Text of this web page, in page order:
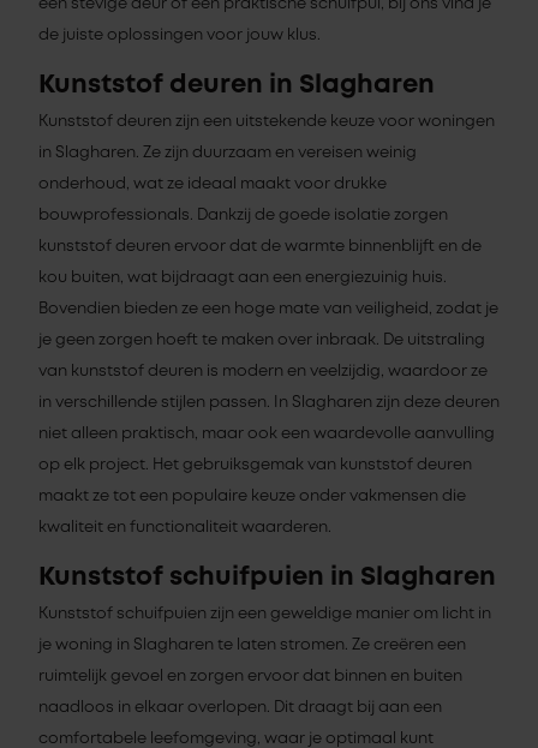
een stevige deur of een praktische schuifpui, bij ons vind je
de juiste oplossingen voor jouw klus.
Kunststof deuren in Slagharen
Kunststof deuren zijn een uitstekende keuze voor woningen
in Slagharen. Ze zijn duurzaam en vereisen weinig
onderhoud, wat ze ideaal maakt voor drukke
bouwprofessionals. Dankzij de goede isolatie zorgen
kunststof deuren ervoor dat de warmte binnenblijft en de
kou buiten, wat bijdraagt aan een energiezuinig huis.
Bovendien bieden ze een hoge mate van veiligheid, zodat je
je geen zorgen hoeft te maken over inbraak. De uitstraling
van kunststof deuren is modern en veelzijdig, waardoor ze
in verschillende stijlen passen. In Slagharen zijn deze deuren
niet alleen praktisch, maar ook een waardevolle aanvulling
op elk project. Het gebruiksgemak van kunststof deuren
maakt ze tot een populaire keuze onder vakmensen die
kwaliteit en functionaliteit waarderen.
Kunststof schuifpuien in Slagharen
Kunststof schuifpuien zijn een geweldige manier om licht in
je woning in Slagharen te laten stromen. Ze creëren een
ruimtelijk gevoel en zorgen ervoor dat binnen en buiten
naadloos in elkaar overlopen. Dit draagt bij aan een
comfortabele leefomgeving, waar je optimaal kunt